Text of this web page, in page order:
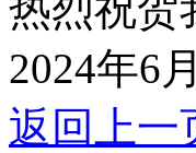
2024年6
返回上一